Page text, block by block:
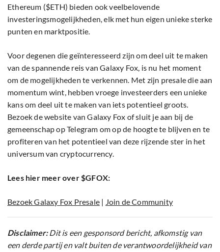
Ethereum ($ETH) bieden ook veelbelovende
investeringsmogelijkheden, elk met hun eigen unieke sterke
punten en marktpositie.
Voor degenen die geïnteresseerd zijn om deel uit te maken
van de spannende reis van Galaxy Fox, is nu het moment
om de mogelijkheden te verkennen. Met zijn presale die aan
momentum wint, hebben vroege investeerders een unieke
kans om deel uit te maken van iets potentieel groots.
Bezoek de website van Galaxy Fox of sluit je aan bij de
gemeenschap op Telegram om op de hoogte te blijven en te
profiteren van het potentieel van deze rijzende ster in het
universum van cryptocurrency.
Lees hier meer over $GFOX:
Bezoek Galaxy Fox Presale | Join de Community
Disclaimer:Dit is een gesponsord bericht, afkomstig van
een derde partij en valt buiten de verantwoordelijkheid van